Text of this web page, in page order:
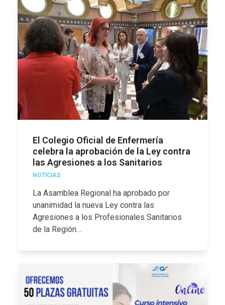
El Colegio Oficial de Enfermería
celebra la aprobación de la Ley contra
las Agresiones a los Sanitarios
NOTICIAS
La Asamblea Regional ha aprobado por
unanimidad la nueva Ley contra las
Agresiones a los Profesionales Sanitarios
de la Región…